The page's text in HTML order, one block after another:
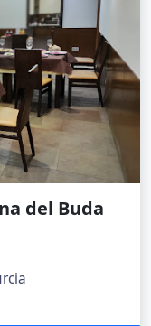
del Buda